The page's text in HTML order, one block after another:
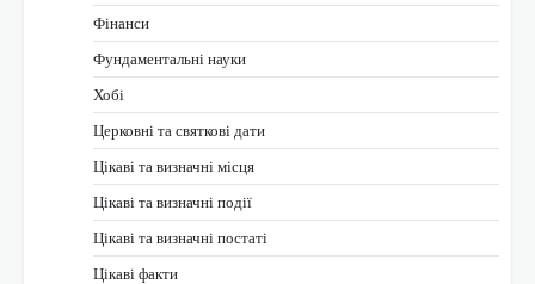
Фінанси
Фундаментальні науки
Хобі
Церковні та святкові дати
Цікаві та визначні місця
Цікаві та визначні події
Цікаві та визначні постаті
Цікаві факти